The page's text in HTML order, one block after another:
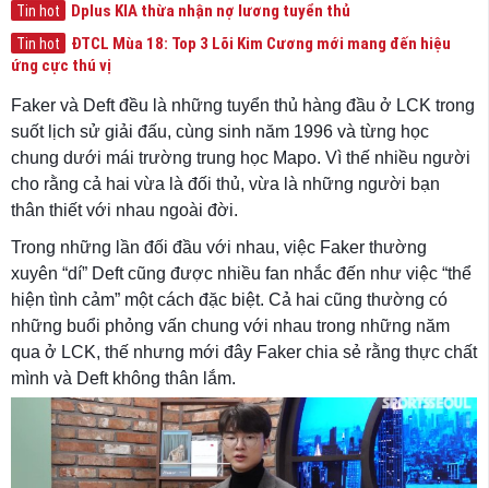
Tin hot Dplus KIA thừa nhận nợ lương tuyển thủ
Tin hot
ĐTCL Mùa 18: Top 3 Lõi Kim Cương mới mang đến hiệu
ứng cực thú vị
Faker và Deft đều là những tuyển thủ hàng đầu ở LCK trong
suốt lịch sử giải đấu, cùng sinh năm 1996 và từng học
chung dưới mái trường trung học Mapo. Vì thế nhiều người
cho rằng cả hai vừa là đối thủ, vừa là những người bạn
thân thiết với nhau ngoài đời.
Trong những lần đối đầu với nhau, việc Faker thường
xuyên “dí” Deft cũng được nhiều fan nhắc đến như việc “thể
hiện tình cảm” một cách đặc biệt. Cả hai cũng thường có
những buổi phỏng vấn chung với nhau trong những năm
qua ở LCK, thế nhưng mới đây Faker chia sẻ rằng thực chất
mình và Deft không thân lắm.